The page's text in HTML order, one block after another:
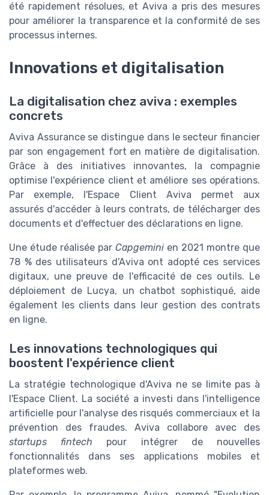
été rapidement résolues, et Aviva a pris des mesures
pour améliorer la transparence et la conformité de ses
processus internes.
Innovations et digitalisation
La digitalisation chez aviva : exemples
concrets
Aviva Assurance se distingue dans le secteur financier
par son engagement fort en matière de digitalisation.
Grâce à des initiatives innovantes, la compagnie
optimise l'expérience client et améliore ses opérations.
Par exemple, l'Espace Client Aviva permet aux
assurés d'accéder à leurs contrats, de télécharger des
documents et d'effectuer des déclarations en ligne.
Une étude réalisée par Capgemini en 2021 montre que
78 % des utilisateurs d'Aviva ont adopté ces services
digitaux, une preuve de l'efficacité de ces outils. Le
déploiement de Lucya, un chatbot sophistiqué, aide
également les clients dans leur gestion des contrats
en ligne.
Les innovations technologiques qui
boostent l'expérience client
La stratégie technologique d'Aviva ne se limite pas à
l'Espace Client. La société a investi dans l'intelligence
artificielle pour l'analyse des risqués commerciaux et la
prévention des fraudes. Aviva collabore avec des
startups fintech pour intégrer de nouvelles
fonctionnalités dans ses applications mobiles et
plateformes web.